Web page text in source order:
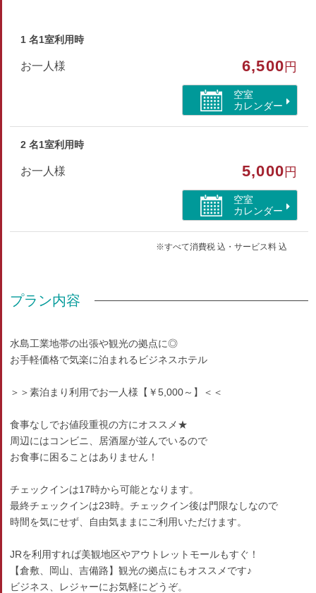
湯沸しポット
タオル、バスタオル、ナイトウエア、スリッパ、シャンプー、
洋室（ツイン）
バス/トイレ/インターネットができる部屋/ユニットバス
1 名1室利用時
お一人様 6,500 円
空室
カレンダー
2 名1室利用時
お一人様 5,000 円
空室
カレンダー
※すべて消費税 込・サービス料 込
プラン内容
水島工業地帯の出張や観光の拠点に◎
お手軽価格で気楽に泊まれるビジネスホテル
＞＞素泊まり利用でお一人様【￥5,000～】＜＜
食事なしでお値段重視の方にオススメ★
周辺にはコンビニ、居酒屋が並んでいるので
お食事に困ることはありません！
チェックインは17時から可能となります。
最終チェックインは23時。チェックイン後は門限なしなので
時間を気にせず、自由気ままにご利用いただけます。
JRを利用すれば美観地区やアウトレットモールもすぐ！
【倉敷、岡山、吉備路】観光の拠点にもオススメです♪
ビジネス、レジャーにお気軽にどうぞ。